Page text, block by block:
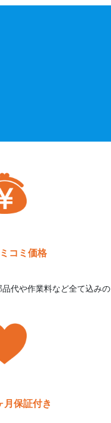
コミ価格
代や作業料など全て込みの
月保証付き